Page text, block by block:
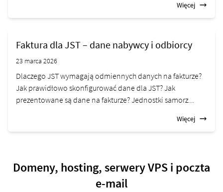
Więcej
Faktura dla JST – dane nabywcy i odbiorcy
23 marca 2026
Dlaczego JST wymagają odmiennych danych na fakturze?
Jak prawidłowo skonfigurować dane dla JST? Jak
prezentowane są dane na fakturze? Jednostki samorz...
Więcej
Domeny, hosting, serwery VPS i poczta
e-mail